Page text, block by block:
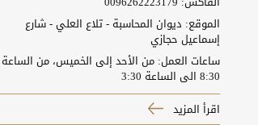
الموقع: ديوان المحاسبة - تلاع العلي - شارع
إسماعيل حجازي
ساعات العمل: من الأحد إلى الخميس، من الساعة
8:30 الى الساعة 3:30
اقرأ المزيد